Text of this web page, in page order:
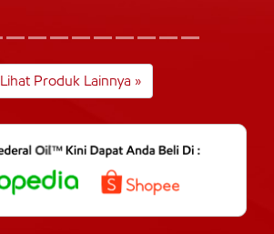
Lihat Produk Lainnya »